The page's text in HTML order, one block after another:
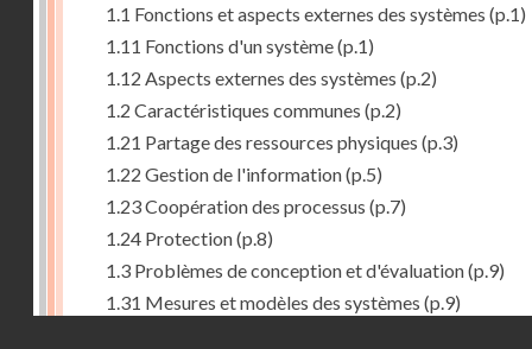
1.1 Fonctions et aspects externes des systèmes (p.1)
1.11 Fonctions d'un système(p.1)
1.12 Aspects externes des systèmes (p.2)
1.2 Caractéristiques communes (p.2)
1.21 Partage des ressources physiques (p.3)
1.22 Gestion de l'information(p.5)
1.23 Coopération des processus (p.7)
1.24 Protection(p.8)
1.3 Problèmes de conception et d'évaluation(p.9)
1.31 Mesures et modèles des systèmes (p.9)